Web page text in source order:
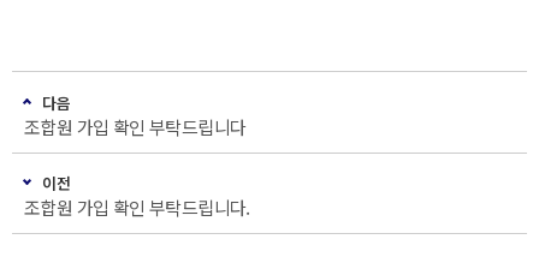
다음
조합원 가입 확인 부탁드립니다
이전
조합원 가입 확인 부탁드립니다.